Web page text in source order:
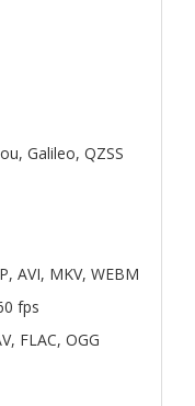
Galileo, QZSS
AVI, MKV, WEBM
fps
FLAC, OGG